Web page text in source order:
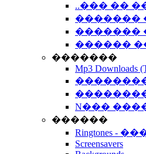
..��� ��
�������
�������
������
�������
Mp3 Downloads
N���
������
Ringtones -
Screensavers